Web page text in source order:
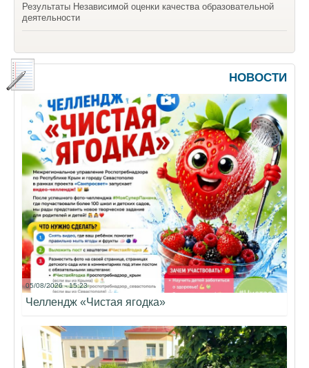
Результаты Независимой оценки качества образовательной
деятельности
НОВОСТИ
05/08/2026 - 15:23
Челлендж «Чистая ягодка»